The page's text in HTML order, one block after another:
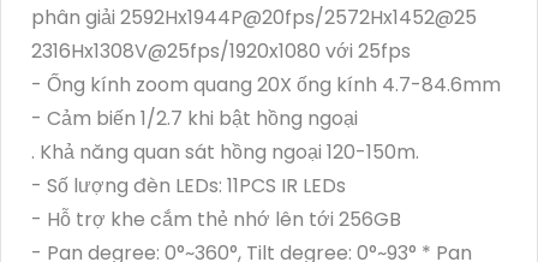
phân giải 2592Hx1944P@20fps/2572Hx1452@25
2316Hx1308V@25fps/1920x1080 với 25fps
- Ống kính zoom quang 20X ống kính 4.7-84.6mm
- Cảm biến 1/2.7 khi bật hồng ngoại
. Khả năng quan sát hồng ngoại 120-150m.
- Số lượng đèn LEDs: 11PCS IR LEDs
- Hỗ trợ khe cắm thẻ nhớ lên tới 256GB
- Pan degree: 0°~360°, Tilt degree: 0°~93° * Pan